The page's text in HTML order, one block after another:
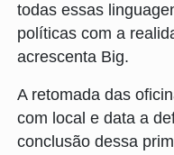
todas essas
políticas com a
acrescenta Big.
A retomada das
com local e data a
conclusão dessa